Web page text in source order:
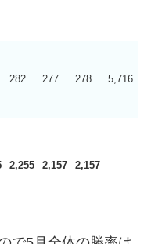
282 277 278 5,716
2,255 2,157 2,157